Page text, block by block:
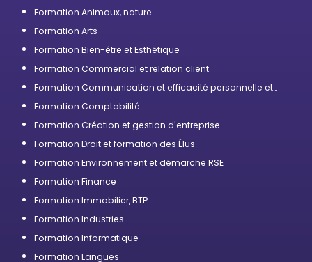
Formation Animaux, nature
Formation Arts
Formation Bien-être et Esthétique
Formation Commercial et relation client
Formation Communication et efficacité personnelle et
Formation Comptabilité
Formation Création et gestion d'entreprise
Formation Droit et formation des Élus
Formation Environnement et démarche RSE
Formation Finance
Formation Immobilier, BTP
Formation Industries
Formation Informatique
Formation Langues